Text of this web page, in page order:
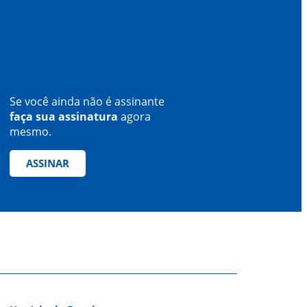
Se você ainda não é assinante
faça sua assinatura agora
mesmo.
ASSINAR